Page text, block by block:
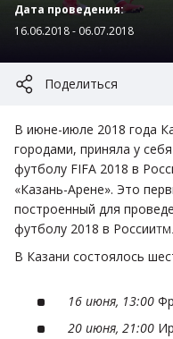
Дата проведения:
16.06.2018 - 06.07.2018
Поделиться
В июне-июле 2018 года
городами, приняла у
футболу FIFA 2018 в
«Казань-Арене». Это
построенный для
футболу 2018 в РоссииTM
В Казани состоялось
16 июня, 13:00
20 июня, 21:00